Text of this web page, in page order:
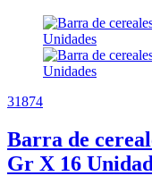
31874
Barra de
Gr X 16